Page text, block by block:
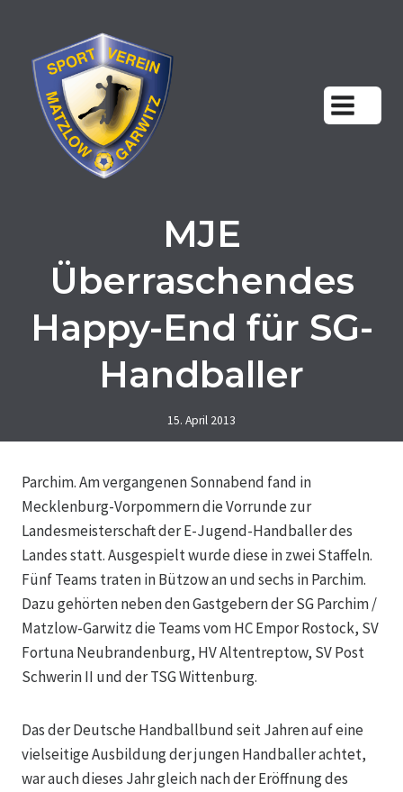
springen
MJE
Überraschendes
Happy-End für SG-
Handballer
15. April 2013
Parchim. Am vergangenen Sonnabend fand in
Mecklenburg-Vorpommern die Vorrunde zur
Landesmeisterschaft der E-Jugend-Handballer des
Landes statt. Ausgespielt wurde diese in zwei Staffeln.
Fünf Teams traten in Bützow an und sechs in Parchim.
Dazu gehörten neben den Gastgebern der SG Parchim /
Matzlow-Garwitz die Teams vom HC Empor Rostock, SV
Fortuna Neubrandenburg, HV Altentreptow, SV Post
Schwerin II und der TSG Wittenburg.
Das der Deutsche Handballbund seit Jahren auf eine
vielseitige Ausbildung der jungen Handballer achtet,
war auch dieses Jahr gleich nach der Eröffnung des